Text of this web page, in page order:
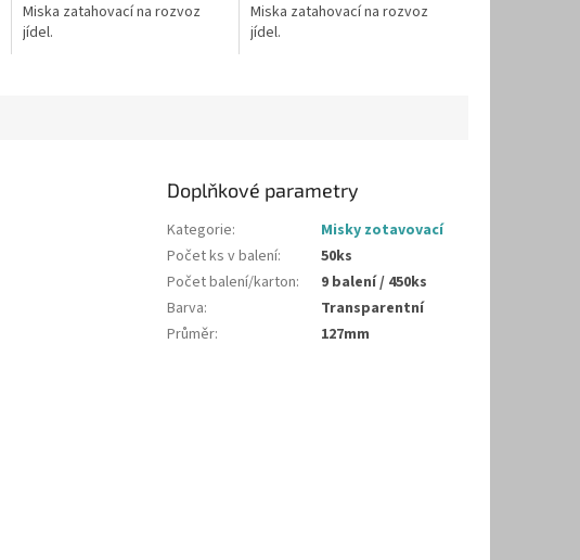
Miska zatahovací na rozvoz
jídel.
Miska zatahovací na rozvoz
jídel.
Doplňkové parametry
Kategorie:
Misky zotavovací
Počet ks v balení:
50ks
Počet balení/karton:
9 balení / 450ks
Barva:
Transparentní
Průměr: 127mm